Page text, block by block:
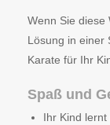
Wenn Sie diese
Lösung in einer
Karate für Ihr
Spaß und
Ihr Kind